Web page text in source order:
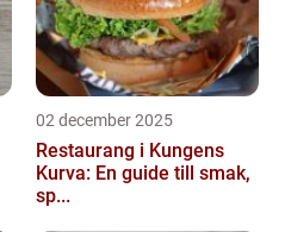
02 december 2025
Restaurang i Kungens
Kurva: En guide till smak,
sp...